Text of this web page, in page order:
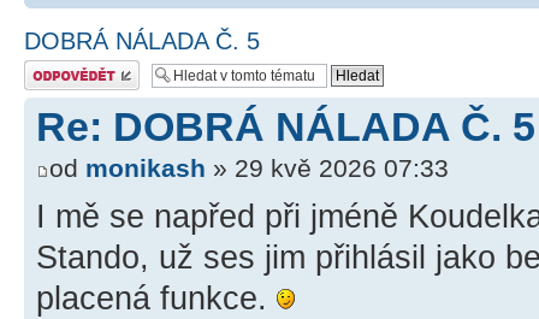
DOBRÁ NÁLADA Č. 5
Odeslat odpověď
Re: DOBRÁ NÁLADA Č. 5
od monikash » 29 kvě 2026 07:33
I mě se napřed při jméně
Stando, už ses jim přihlásil jako
placená funkce.